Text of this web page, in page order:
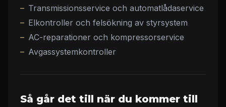
Transmissionsservice och automatlådaservice
Elkontroller och felsökning av styrsystem
AC-reparationer och kompressorservice
Avgassystemkontroller
Så går det till när du kommer till